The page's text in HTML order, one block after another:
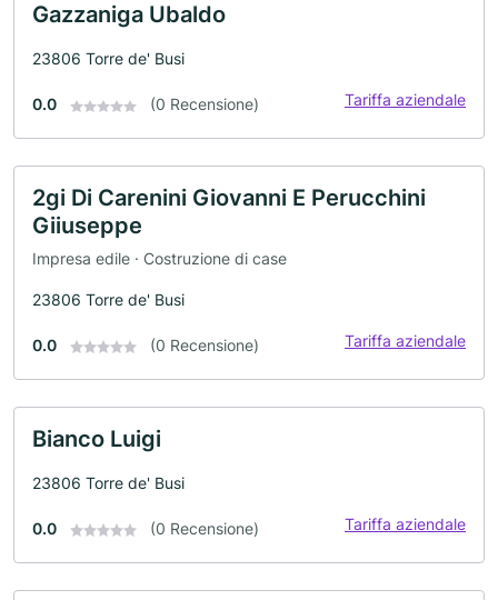
Gazzaniga Ubaldo
23806 Torre de' Busi
0.0 (0 Recensione) Tariffa aziendale
2gi Di Carenini Giovanni E Perucchini
Giiuseppe
Impresa edile · Costruzione di case
23806 Torre de' Busi
0.0 (0 Recensione) Tariffa aziendale
Bianco Luigi
23806 Torre de' Busi
0.0 (0 Recensione) Tariffa aziendale